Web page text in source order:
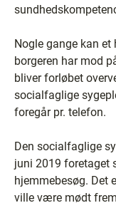
Nogle gange kan et
borgeren har mod
bliver forløbet
socialfaglige
foregår pr. telefon.
Den socialfaglige
juni 2019 foretaget
hjemmebesøg. Det
ville være mødt